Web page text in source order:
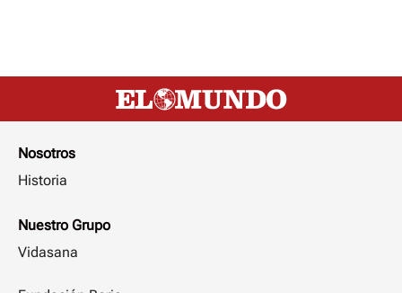
Nosotros
Historia
Nuestro Grupo
Vidasana